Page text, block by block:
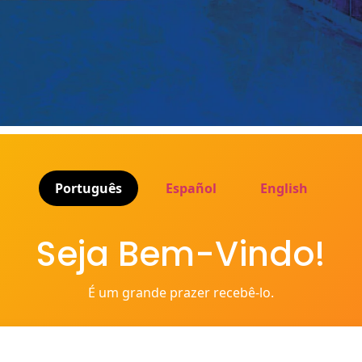
Português Español English
Seja Bem-Vindo!
É um grande prazer recebê-lo.